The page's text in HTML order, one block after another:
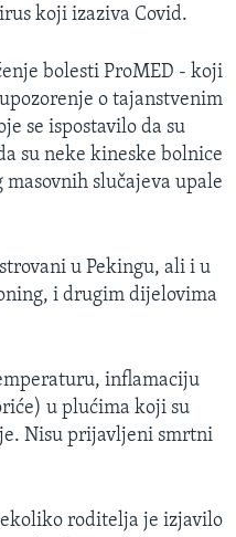
koji izaziva Covid.
bolesti ProMED - koji
o tajanstvenim
se ispostavilo da su
su neke kineske bolnice
masovnih slučajeva upale
u Pekingu, ali i u
i drugim dijelovima
inflamaciju
u plućima koji su
Nisu prijavljeni smrtni
roditelja je izjavilo